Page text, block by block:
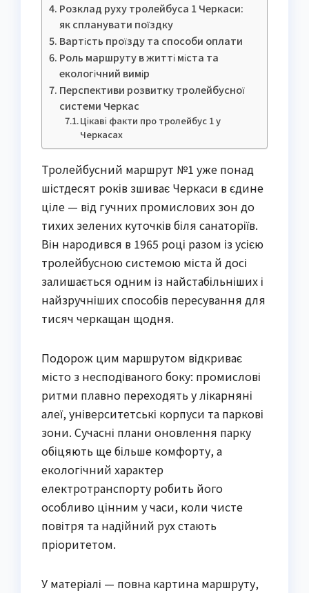
Розклад руху тролейбуса 1 Черкаси:
як спланувати поїздку
Вартість проїзду та способи оплати
Роль маршруту в житті міста та
екологічний вимір
Перспективи розвитку тролейбусної
системи Черкас
Цікаві факти про тролейбус 1 у
Черкасах
Тролейбусний маршрут №1 уже понад
шістдесят років зшиває Черкаси в єдине
ціле — від гучних промислових зон до
тихих зелених куточків біля санаторіїв.
Він народився в 1965 році разом із усією
тролейбусною системою міста й досі
залишається одним із найстабільніших і
найзручніших способів пересування для
тисяч черкащан щодня.
Подорож цим маршрутом відкриває
місто з несподіваного боку: промислові
ритми плавно переходять у лікарняні
алеї, університетські корпуси та паркові
зони. Сучасні плани оновлення парку
обіцяють ще більше комфорту, а
екологічний характер
електротранспорту робить його
особливо цінним у часи, коли чисте
повітря та надійний рух стають
пріоритетом.
У матеріалі — повна картина маршруту,